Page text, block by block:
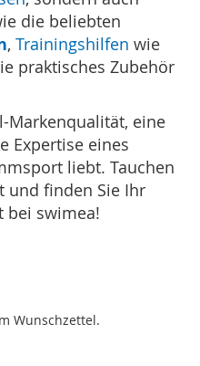
die beliebten
, Trainingshilfen wie
praktisches Zubehör
Markenqualität, eine
Expertise eines
liebt. Tauchen
und finden Sie Ihr
bei swimea!
Wunschzettel.